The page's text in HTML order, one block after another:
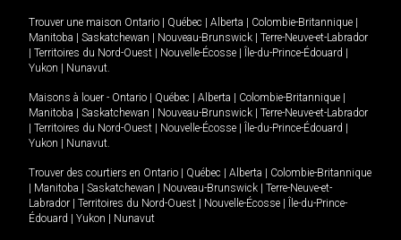
Trouver une maison Ontario Québec Alberta Colombie-Britannique
Manitoba
Saskatchewan Nouveau-Brunswick
Terre-Neuve-et-Labrador
Territoires du Nord-Ouest Nouvelle-Écosse Île-du-Prince-Édouard
Yukon
Nunavut.
Maisons à louer - Ontario Québec Alberta Colombie-Britannique
Manitoba
Saskatchewan Nouveau-Brunswick
Terre-Neuve-et-Labrador
Territoires du Nord-Ouest Nouvelle-Écosse Île-du-Prince-Édouard
Yukon
Nunavut.
Trouver des courtiers en Ontario Québec Alberta
Colombie-Britannique
Manitoba Saskatchewan Nouveau-Brunswick
Terre-Neuve-et-
Labrador
Territoires du Nord-Ouest Nouvelle-Écosse
Île-du-Prince-
Édouard
Yukon Nunavut